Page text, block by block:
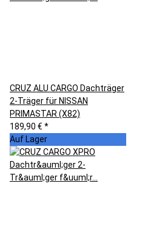
CRUZ ALU CARGO Dachträger
2-Träger für NISSAN
PRIMASTAR (X82)
189,90 € *
Auf Lager